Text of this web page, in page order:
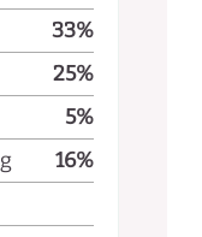
33%
25%
5%
g 16%